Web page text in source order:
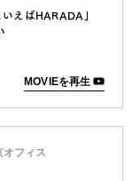
えばHARADA」
MOVIEを再生
オフィス